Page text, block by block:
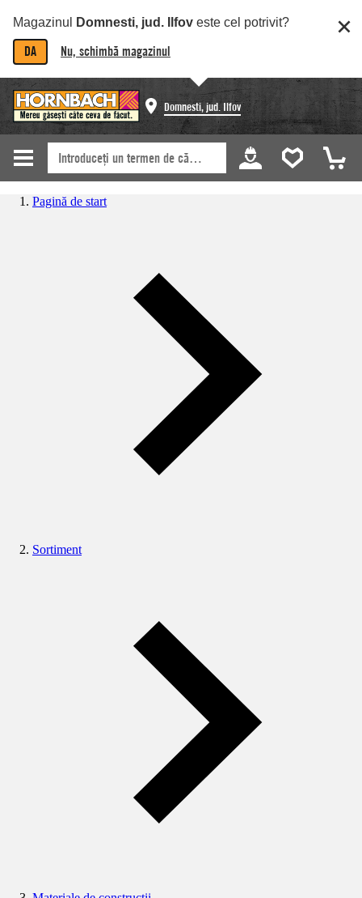
Magazinul Domnesti, jud. Ilfov este cel potrivit?
DA Nu, schimbă magazinul
Domnesti, jud. Ilfov
Pagină de start
Sortiment